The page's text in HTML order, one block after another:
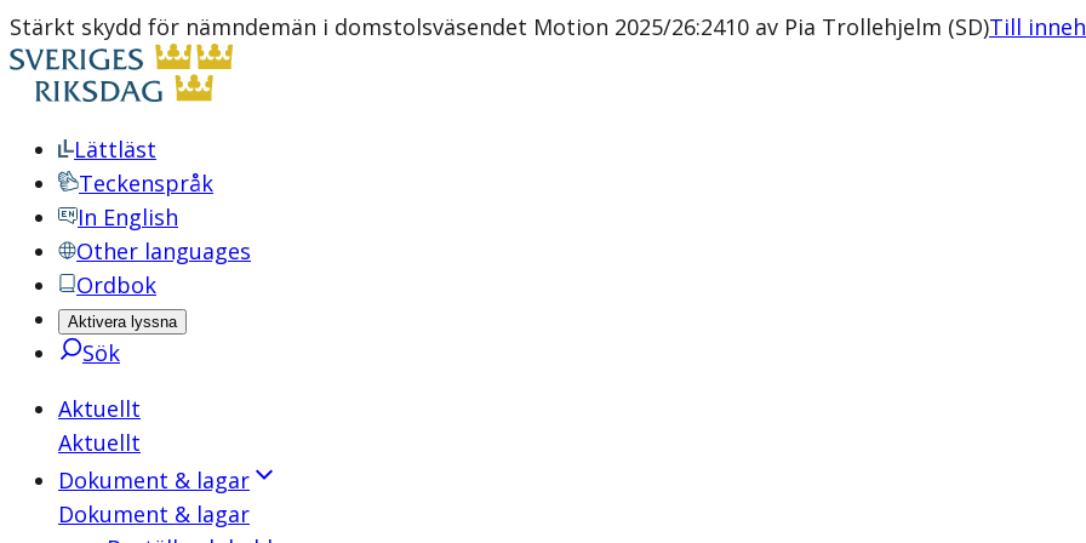
Stärkt skydd för nämndemän i domstolsväsendet Motion 2025/26:2410 av Pia Trollehjelm (SD)Till
Lättläst
Teckenspråk
In English
Other languages
Ordbok
Aktivera lyssna
Sök
Aktuellt
Aktuellt
Dokument & lagar
Dokument & lagar